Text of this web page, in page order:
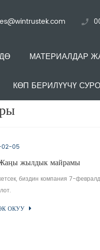
МАТЕРИАЛДАР
КӨП БЕРИЛҮҮЧҮ
05
жылдык майрамы
биздин компания 7-
ОКУУ